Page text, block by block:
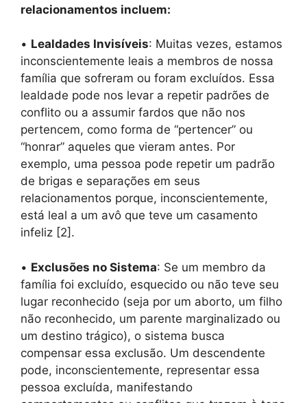
relacionamentos incluem:
• Lealdades Invisíveis: Muitas vezes, estamos
inconscientemente leais a membros de nossa
família que sofreram ou foram excluídos. Essa
lealdade pode nos levar a repetir padrões de
conflito ou a assumir fardos que não nos
pertencem, como forma de “pertencer” ou
“honrar” aqueles que vieram antes. Por
exemplo, uma pessoa pode repetir um padrão
de brigas e separações em seus
relacionamentos porque, inconscientemente,
está leal a um avô que teve um casamento
infeliz [2].
• Exclusões no Sistema: Se um membro da
família foi excluído, esquecido ou não teve seu
lugar reconhecido (seja por um aborto, um filho
não reconhecido, um parente marginalizado ou
um destino trágico), o sistema busca
compensar essa exclusão. Um descendente
pode, inconscientemente, representar essa
pessoa excluída, manifestando